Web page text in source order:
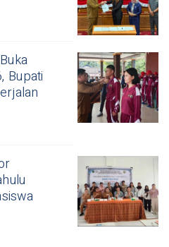
Bupati